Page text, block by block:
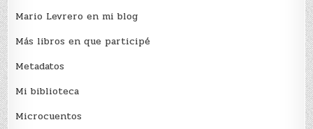
Mario Levrero en mi blog
Más libros en que participé
Metadatos
Mi biblioteca
Microcuentos